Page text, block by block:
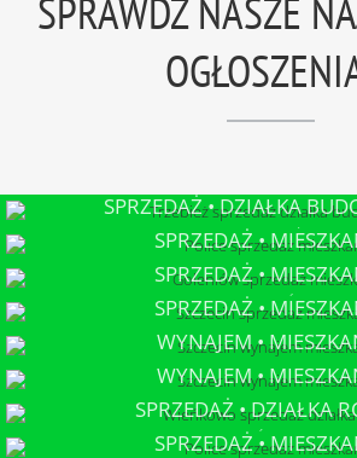
SPRZEDAŻ • DZIAŁKA
TRZEBIEŻ
SPRZEDAŻ •
POLICE
SPRZEDAŻ •
GOLENIÓW
SPRZEDAŻ •
SZCZECIN
WYNAJEM •
SZCZECIN
WYNAJEM •
SZCZECIN
SPRZEDAŻ • DZIAŁKA
WIEŃKOWO
SPRZEDAŻ •